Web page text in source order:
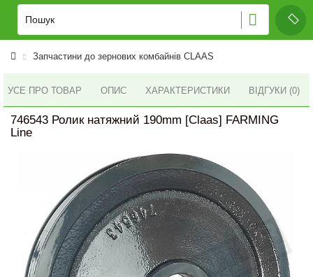
Запчастини до зернових комбайнів CLAAS
УСЕ ПРО ТОВАР ОПИС ХАРАКТЕРИСТИКИ ВІДГУКИ (0)
746543 Ролик натяжний 190mm [Claas] FARMING
Line